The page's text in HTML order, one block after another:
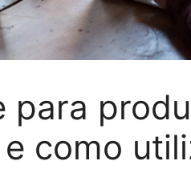
para
como